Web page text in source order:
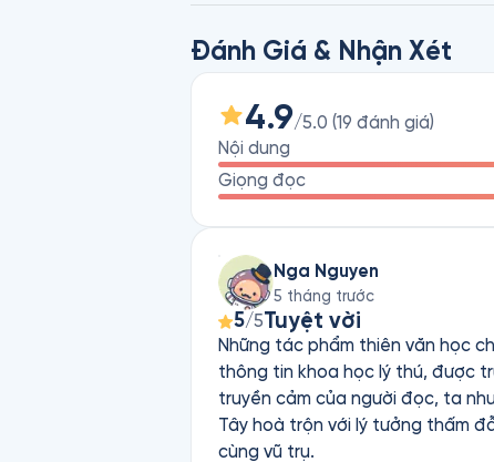
Đánh Giá & Nhận Xét
4.9/5.0 (19 đánh giá)
Nội dung
Giọng đọc
Nga Nguyen
5 tháng trước
5/5Tuyệt vời
Những tác phẩm thiên văn học
thông tin khoa học lý thú, được
truyền cảm của người đọc, ta
Tây hoà trộn với lý tưởng thấm
cùng vũ trụ.